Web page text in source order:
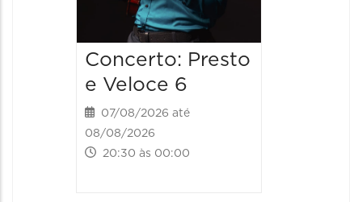
Concerto: Presto
e Veloce 6
07/08/2026 até
08/08/2026
20:30 às 00:00